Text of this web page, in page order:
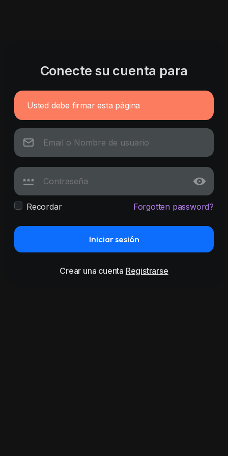
Conecte su cuenta para
Usted debe firmar esta página
Recordar Forgotten password?
Iniciar sesión
Crear una cuenta Registrarse